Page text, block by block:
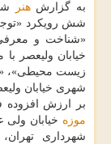
به گزارشهنر
شش رویکرد
«شناخت و معرفی
خیابان ولیعصر
زیست محیطی»،
شهری خیابان
بر ارزش افزوده
موزه خیابان
شهرداری